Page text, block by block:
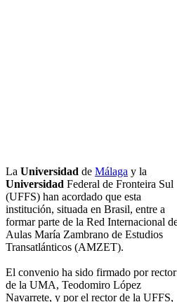
La Universidad de Málaga y la
Universidad Federal de Fronteira Sul
(UFFS) han acordado que esta
institución, situada en Brasil, entre a
formar parte de la Red Internacional
Aulas María Zambrano de Estudios
Transatlánticos (AMZET).
El convenio ha sido firmado por rector
de la UMA, Teodomiro López
Navarrete, y por el rector de la UFFS,